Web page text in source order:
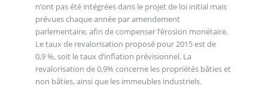
n’ont pas été intégrées dans le projet de loi initial mais
prévues chaque année par amendement
parlementaire, afin de compenser l’érosion monétaire.
Le taux de revalorisation proposé pour 2015 est de
0,9 %, soit le taux d’inflation prévisionnel. La
revalorisation de 0,9% concerne les propriétés bâties et
non bâties, ainsi que les immeubles industriels.